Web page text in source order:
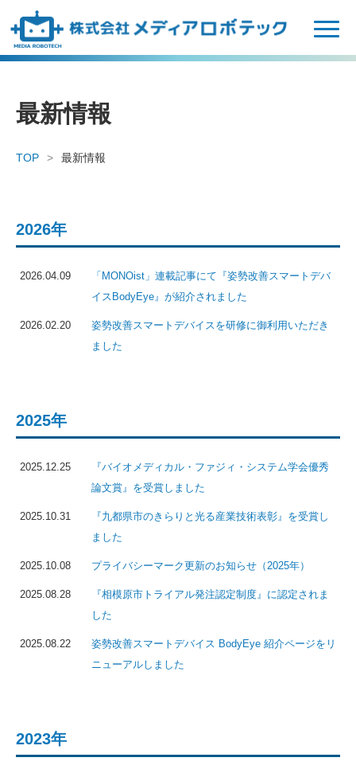
N
v
最新情報
TOP 最新情報
2026年
2026.04.09
「MONOist」連載記事にて『姿勢改善スマートデバ
イスBodyEye』が紹介されました
2026.02.20
姿勢改善スマートデバイスを研修に御利用いただき
ました
2025年
2025.12.25
『バイオメディカル・ファジィ・システム学会優秀
論文賞』を受賞しました
2025.10.31
『九都県市のきらりと光る産業技術表彰』を受賞し
ました
2025.10.08 プライバシーマーク更新のお知らせ（2025年）
2025.08.28
『相模原市トライアル発注認定制度』に認定されま
した
2025.08.22
姿勢改善スマートデバイス BodyEye 紹介ページをリ
ニューアルしました
2023年